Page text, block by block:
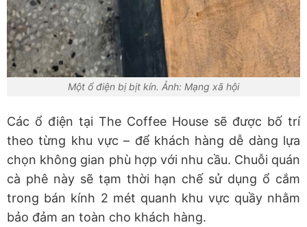
Một ổ điện bị bịt kín. Ảnh: Mạng xã hội
Các ổ điện tại The Coffee House sẽ được bố trí
theo từng khu vực – để khách hàng dễ dàng lựa
chọn không gian phù hợp với nhu cầu. Chuỗi quán
cà phê này sẽ tạm thời hạn chế sử dụng ổ cắm
trong bán kính 2 mét quanh khu vực quầy nhằm
bảo đảm an toàn cho khách hàng.